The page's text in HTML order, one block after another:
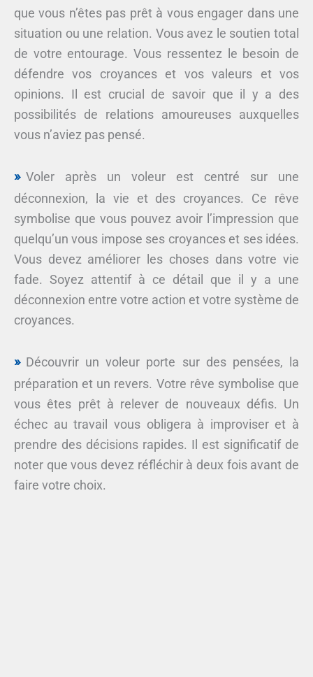
que vous n’êtes pas prêt à vous engager dans une
situation ou une relation. Vous avez le soutien total
de votre entourage. Vous ressentez le besoin de
défendre vos croyances et vos valeurs et vos
opinions. Il est crucial de savoir que il y a des
possibilités de relations amoureuses auxquelles
vous n’aviez pas pensé.
Voler après un voleur est centré sur une
déconnexion, la vie et des croyances. Ce rêve
symbolise que vous pouvez avoir l’impression que
quelqu’un vous impose ses croyances et ses idées.
Vous devez améliorer les choses dans votre vie
fade. Soyez attentif à ce détail que il y a une
déconnexion entre votre action et votre système de
croyances.
Découvrir un voleur porte sur des pensées, la
préparation et un revers. Votre rêve symbolise que
vous êtes prêt à relever de nouveaux défis. Un
échec au travail vous obligera à improviser et à
prendre des décisions rapides. Il est significatif de
noter que vous devez réfléchir à deux fois avant de
faire votre choix.